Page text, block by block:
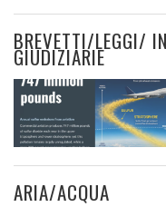
BREVETTI/LEGGI/
GIUDIZIARIE
ARIA/ACQUA